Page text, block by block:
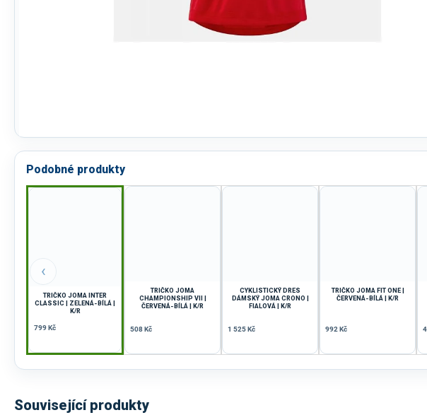
Podobné produkty
‹
TRIČKO JOMA INTER
CLASSIC | ZELENÁ-BÍLÁ |
K/R
799 Kč
TRIČKO JOMA
CHAMPIONSHIP VII |
ČERVENÁ-BÍLÁ | K/R
508 Kč
CYKLISTICKÝ DRES
DÁMSKÝ JOMA CRONO |
FIALOVÁ | K/R
1 525 Kč
TRIČKO JOMA FIT ONE |
ČERVENÁ-BÍLÁ | K/R
992 Kč
Související produkty